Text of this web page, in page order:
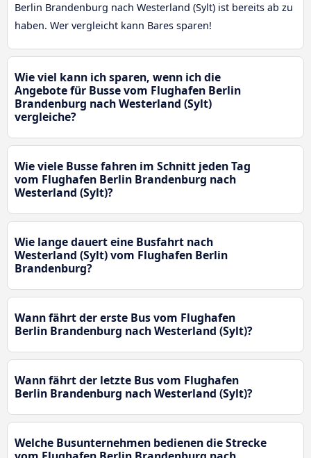
Berlin Brandenburg nach Westerland (Sylt) ist bereits ab zu
haben. Wer vergleicht kann Bares sparen!
Wie viel kann ich sparen, wenn ich die
Angebote für Busse vom Flughafen Berlin
Brandenburg nach Westerland (Sylt)
vergleiche?
Wie viele Busse fahren im Schnitt jeden Tag
vom Flughafen Berlin Brandenburg nach
Westerland (Sylt)?
Wie lange dauert eine Busfahrt nach
Westerland (Sylt) vom Flughafen Berlin
Brandenburg?
Wann fährt der erste Bus vom Flughafen
Berlin Brandenburg nach Westerland (Sylt)?
Wann fährt der letzte Bus vom Flughafen
Berlin Brandenburg nach Westerland (Sylt)?
Welche Busunternehmen bedienen die Strecke